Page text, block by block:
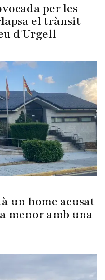
per les
el trànsit
d'Urgell
un home acusat
menor amb una